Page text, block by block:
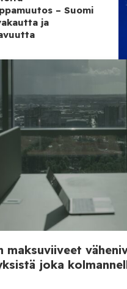
– Suomi
ja
14.7.2026
euron
näin pilotti
maksuviiveet
joka